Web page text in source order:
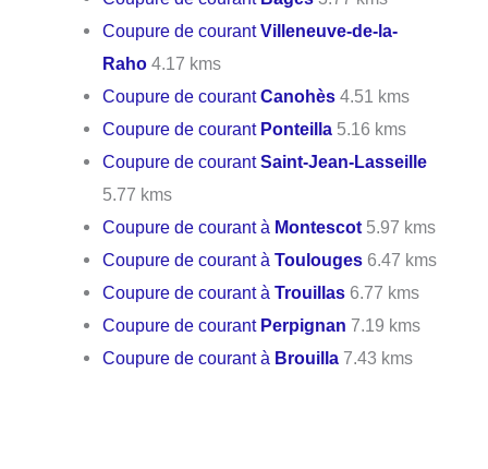
Coupure de courantVilleneuve-de-la-
Raho 4.17 kms
Coupure de courantCanohès 4.51 kms
Coupure de courant Ponteilla 5.16 kms
Coupure de courantSaint-Jean-Lasseille
5.77 kms
Coupure de courant à Montescot 5.97 kms
Coupure de courant àToulouges 6.47 kms
Coupure de courant àTrouillas 6.77 kms
Coupure de courant Perpignan 7.19 kms
Coupure de courant à Brouilla 7.43 kms